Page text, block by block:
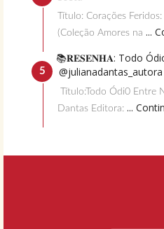
Título: Corações
(Coleção Amores na ...
📚𝐑𝐄𝐒𝐄𝐍𝐇𝐀: Todo
@julianadantas_autora
Título:Todo Ódi0 Entre
Dantas Editora: ...